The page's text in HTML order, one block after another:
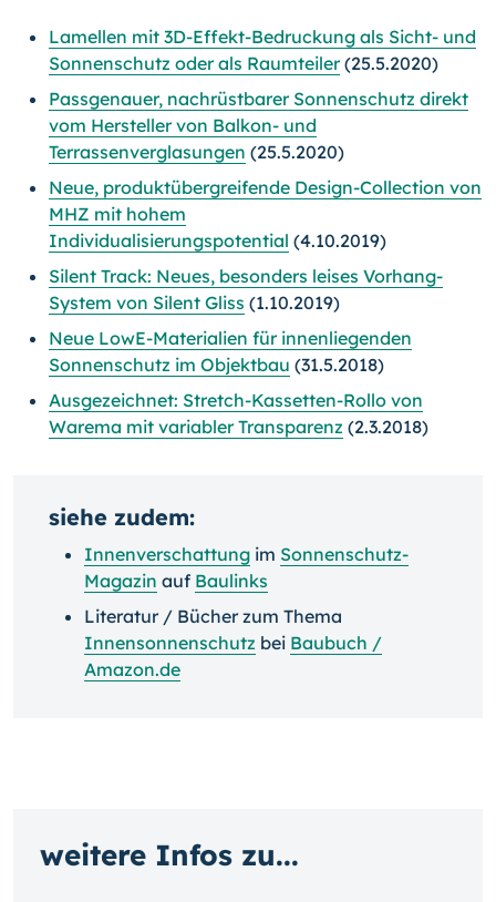
Lamellen mit 3D-Effekt-Bedruckung als Sicht- und
Sonnenschutz oder als Raumteiler(25.5.2020)
Passgenauer, nachrüstbarer Sonnenschutz direkt
vom Hersteller von Balkon- und
Terrassenverglasungen (25.5.2020)
Neue, produktübergreifende Design-Collection von
MHZ mit hohem
Individualisierungspotential (4.10.2019)
Silent Track: Neues, besonders leises Vorhang-
System von Silent Gliss (1.10.2019)
Neue LowE-Materialien für innenliegenden
Sonnenschutz im Objektbau (31.5.2018)
Ausgezeichnet: Stretch-Kassetten-Rollo von
Warema mit variabler Transparenz (2.3.2018)
siehe zudem:
Innenverschattung im Sonnenschutz-
Magazin auf Baulinks
Literatur / Bücher zum Thema
Innensonnenschutz bei Baubuch /
Amazon.de
weitere Infos zu...